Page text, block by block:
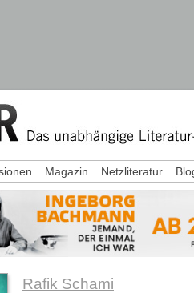
Rafik Schami
Magazin Netzliteratur